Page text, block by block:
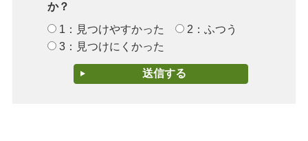
か？
1：見つけやすかった
2：ふつう
3：見つけにくかった